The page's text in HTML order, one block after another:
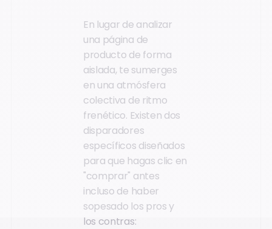
En lugar de analizar
una página de
producto de forma
aislada, te sumerges
en una atmósfera
colectiva de ritmo
frenético. Existen dos
disparadores
específicos diseñados
para que hagas clic en
"comprar" antes
incluso de haber
sopesado los pros y
los contras: